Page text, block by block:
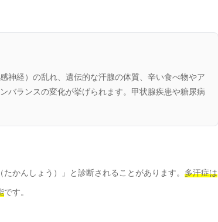
神経）の乱れ、遺伝的な汗腺の体質、辛い食べ物やア
バランスの変化が挙げられます。甲状腺疾患や糖尿病
かんしょう）」と診断されることがあります。 多汗症は
です。